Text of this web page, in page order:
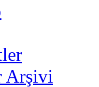
Arşivi